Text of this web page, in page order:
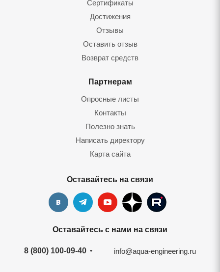
Сертификаты
Достижения
Отзывы
Оставить отзыв
Возврат средств
Партнерам
Опросные листы
Контакты
Полезно знать
Написать директору
Карта сайта
Оставайтесь на связи
Оставайтесь с нами на связи
8 (800) 100-09-40 info@aqua-engineering.ru